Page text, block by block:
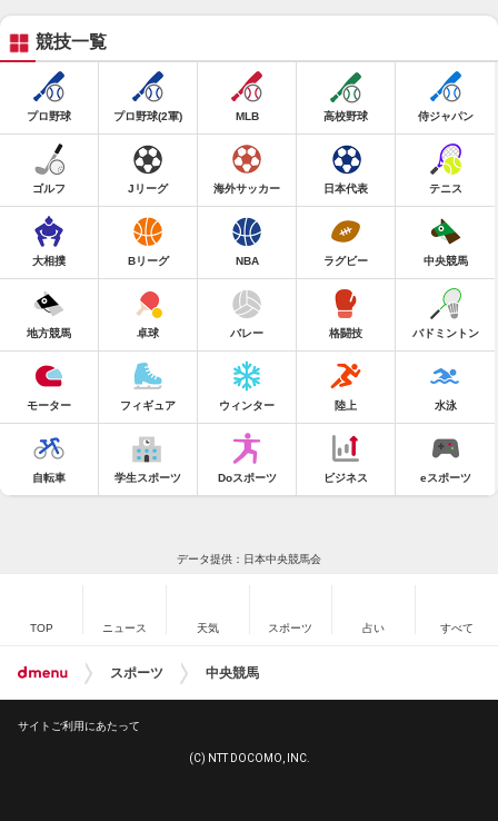
競技一覧
プロ野球 プロ野球(2軍) MLB 高校野球 侍ジャパン
ゴルフ Jリーグ 海外サッカー 日本代表 テニス
大相撲 Bリーグ NBA ラグビー 中央競馬
地方競馬 卓球 バレー 格闘技 バドミントン
モーター フィギュア ウィンター 陸上 水泳
自転車 学生スポーツ Doスポーツ ビジネス eスポーツ
データ提供：日本中央競馬会
TOP ニュース 天気 スポーツ 占い すべて
スポーツ 中央競馬
サイトご利用にあたって
(C) NTT DOCOMO, INC.